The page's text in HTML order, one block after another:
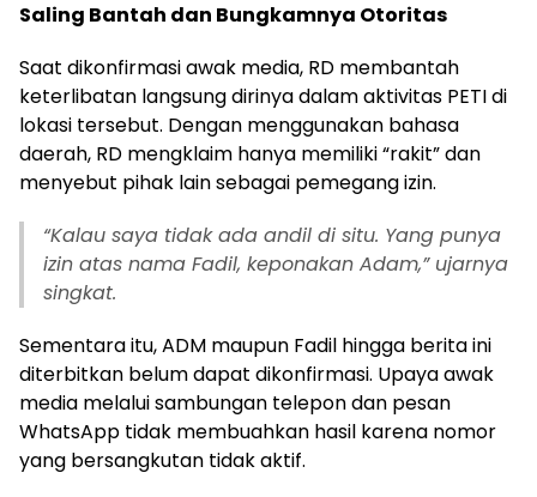
Saling Bantah dan Bungkamnya Otoritas
Saat dikonfirmasi awak media, RD membantah
keterlibatan langsung dirinya dalam aktivitas PETI di
lokasi tersebut. Dengan menggunakan bahasa
daerah, RD mengklaim hanya memiliki “rakit” dan
menyebut pihak lain sebagai pemegang izin.
“Kalau saya tidak ada andil di situ. Yang punya
izin atas nama Fadil, keponakan Adam,” ujarnya
singkat.
Sementara itu, ADM maupun Fadil hingga berita ini
diterbitkan belum dapat dikonfirmasi. Upaya awak
media melalui sambungan telepon dan pesan
WhatsApp tidak membuahkan hasil karena nomor
yang bersangkutan tidak aktif.